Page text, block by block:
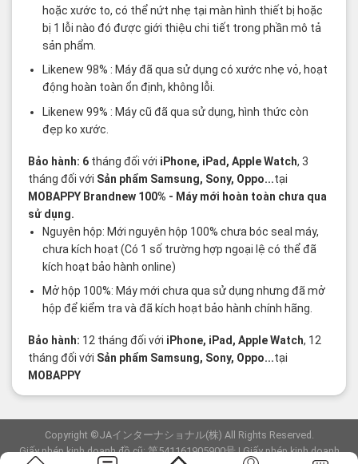
hoặc xước to, có thể nứt nhẹ tại màn hình thiết bị hoặc
bị 1 lỗi nào đó được giới thiệu chi tiết trong phần mô tả
sản phẩm.
Likenew 98% : Máy đã qua sử dụng có xước nhẹ vỏ, hoạt
động hoàn toàn ổn định, không lỗi.
Likenew 99% : Máy cũ đã qua sử dụng, hình thức còn
đẹp ko xước.
Bảo hành: 6 tháng đối với iPhone, iPad, Apple Watch, 3
tháng đối với Sản phẩm Samsung, Sony, Oppo...tại
MOBAPPY Brandnew 100% - Máy mới hoàn toàn chưa qua
sử dụng.
Nguyên hộp: Mới nguyên hộp 100% chưa bóc seal máy,
chưa kích hoạt (Có 1 số trường hợp ngoại lệ có thể đã
kích hoạt bảo hành online)
Mở hộp 100%: Máy mới chưa qua sử dụng nhưng đã mở
hộp để kiểm tra và đã kích hoạt bảo hành chính hãng.
Bảo hành: 12 tháng đối với iPhone, iPad, Apple Watch, 12
tháng đối với Sản phẩm Samsung, Sony, Oppo...tại
MOBAPPY
Copyright ©JAインターナショナル(株) All Rights Reserved.
Giấy phép kinh doanh đồ cũ: 第541161905900号 | Giấy phép kinh doanh